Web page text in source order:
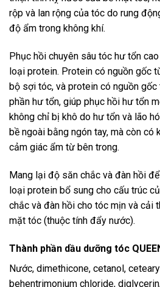
rộp và lan rộng của tóc do rung
độ ẩm trong không khí.
Phục hồi chuyên sâu tóc hư tổn
loại protein. Protein có nguồn gốc
bộ sợi tóc, và protein có nguồn
phần hư tổn, giúp phục hồi hư tổn
không chỉ bị khô do hư tổn và lão
bề ngoài bằng ngón tay, mà còn
cảm giác ẩm từ bên trong.
Mang lại độ săn chắc và đàn hồi
loại protein bổ sung cho cấu trúc
chắc và đàn hồi cho tóc mịn và cải
mặt tóc (thuộc tính đẩy nước).
Thành phần dầu dưỡng tóc
Nước, dimethicone, cetanol,
behentrimonium chloride,